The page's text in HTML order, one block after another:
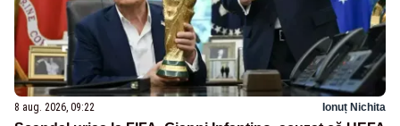
8 aug. 2026, 09:22 Ionuț Nichita